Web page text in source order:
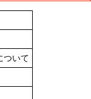
ついて